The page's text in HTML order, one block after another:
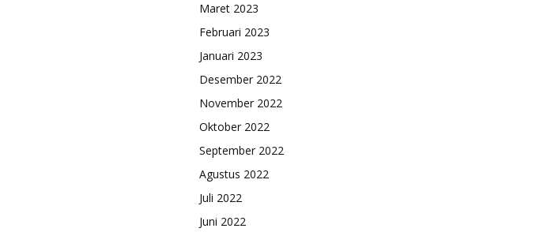
Maret 2023
Februari 2023
Januari 2023
Desember 2022
November 2022
Oktober 2022
September 2022
Agustus 2022
Juli 2022
Juni 2022